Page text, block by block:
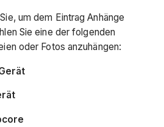
um dem Eintrag Anhänge
Sie eine der folgenden
oder Fotos anzuhängen: